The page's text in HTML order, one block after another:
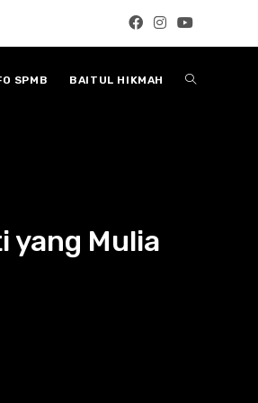
SPMB BAITUL HIKMAH Toggle
yang Mulia